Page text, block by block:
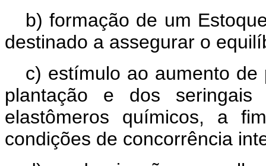
b) formação de um
destinado a assegurar o
c) estímulo ao aumento
plantação e dos
elastômeros químicos, a
condições de concorrência